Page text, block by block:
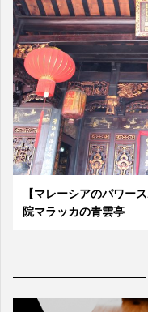
【マレーシアのパワ
院マラッカの青雲亭